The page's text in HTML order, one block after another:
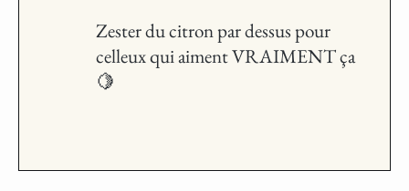
Zester du citron par dessus pour
celleux qui aiment VRAIMENT ça
🍋